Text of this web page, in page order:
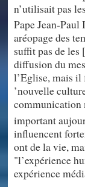
n’utilisait pas
Pape Jean-
aréopage des
suffit pas de
diffusion du
l’Eglise, mais il
’nouvelle
communication
important
influencent
ont de la vie,
"l’expérience
expérience